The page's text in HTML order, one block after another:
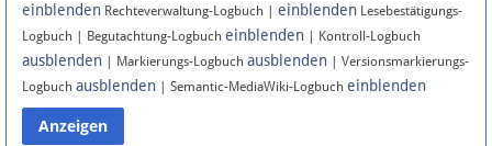
Anmelden
Datenschutz
einblenden Rechteverwaltung-Logbuch | einblenden Lesebestätigungs-
Logbuch | Begutachtung-Logbuch einblenden | Kontroll-Logbuch
ausblenden | Markierungs-Logbuch ausblenden | Versionsmarkierungs-
Logbuch ausblenden | Semantic-MediaWiki-Logbuch einblenden